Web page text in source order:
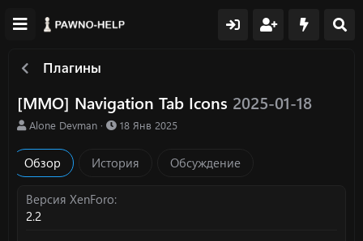
Плагины
[MMO] Navigation Tab Icons 2025-01-18
А
т
о
Alone Devman
Д
а
18 Янв 2025
Обзор История Обсуждение
Версия XenForo
2.2